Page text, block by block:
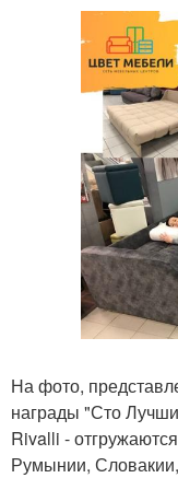
На фото,
награды "Сто
Rivalli -
Румынии,